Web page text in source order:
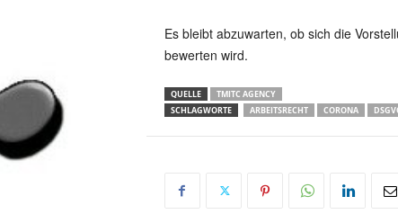
Es bleibt abzuwarten, ob sich die
bewerten wird.
QUELLE
TMITC AGENCY
SCHLAGWORTE
ARBEITSRECHT CORONA